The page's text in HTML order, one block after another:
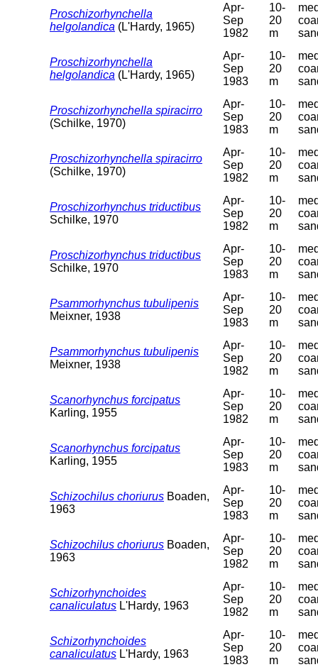
Proschizorhynchella
helgolandica (L'Hardy, 1965)
Apr-
Sep
1982
10-
20
m
Proschizorhynchella
helgolandica (L'Hardy, 1965)
Apr-
Sep
1983
10-
20
m
Proschizorhynchella spiracirro
(Schilke, 1970)
Apr-
Sep
1983
10-
20
m
Proschizorhynchella spiracirro
(Schilke, 1970)
Apr-
Sep
1982
10-
20
m
Proschizorhynchus triductibus
Schilke, 1970
Apr-
Sep
1982
10-
20
m
Proschizorhynchus triductibus
Schilke, 1970
Apr-
Sep
1983
10-
20
m
Psammorhynchus tubulipenis
Meixner, 1938
Apr-
Sep
1983
10-
20
m
Psammorhynchus tubulipenis
Meixner, 1938
Apr-
Sep
1982
10-
20
m
Scanorhynchus forcipatus
Karling, 1955
Apr-
Sep
1982
10-
20
m
Scanorhynchus forcipatus
Karling, 1955
Apr-
Sep
1983
10-
20
m
Schizochilus choriurus Boaden,
1963
Apr-
Sep
1983
10-
20
m
Schizochilus choriurus Boaden,
1963
Apr-
Sep
1982
10-
20
m
Schizorhynchoides
canaliculatus L'Hardy, 1963
Apr-
Sep
1982
10-
20
m
Schizorhynchoides
canaliculatus L'Hardy, 1963
Apr-
Sep
1983
10-
20
m